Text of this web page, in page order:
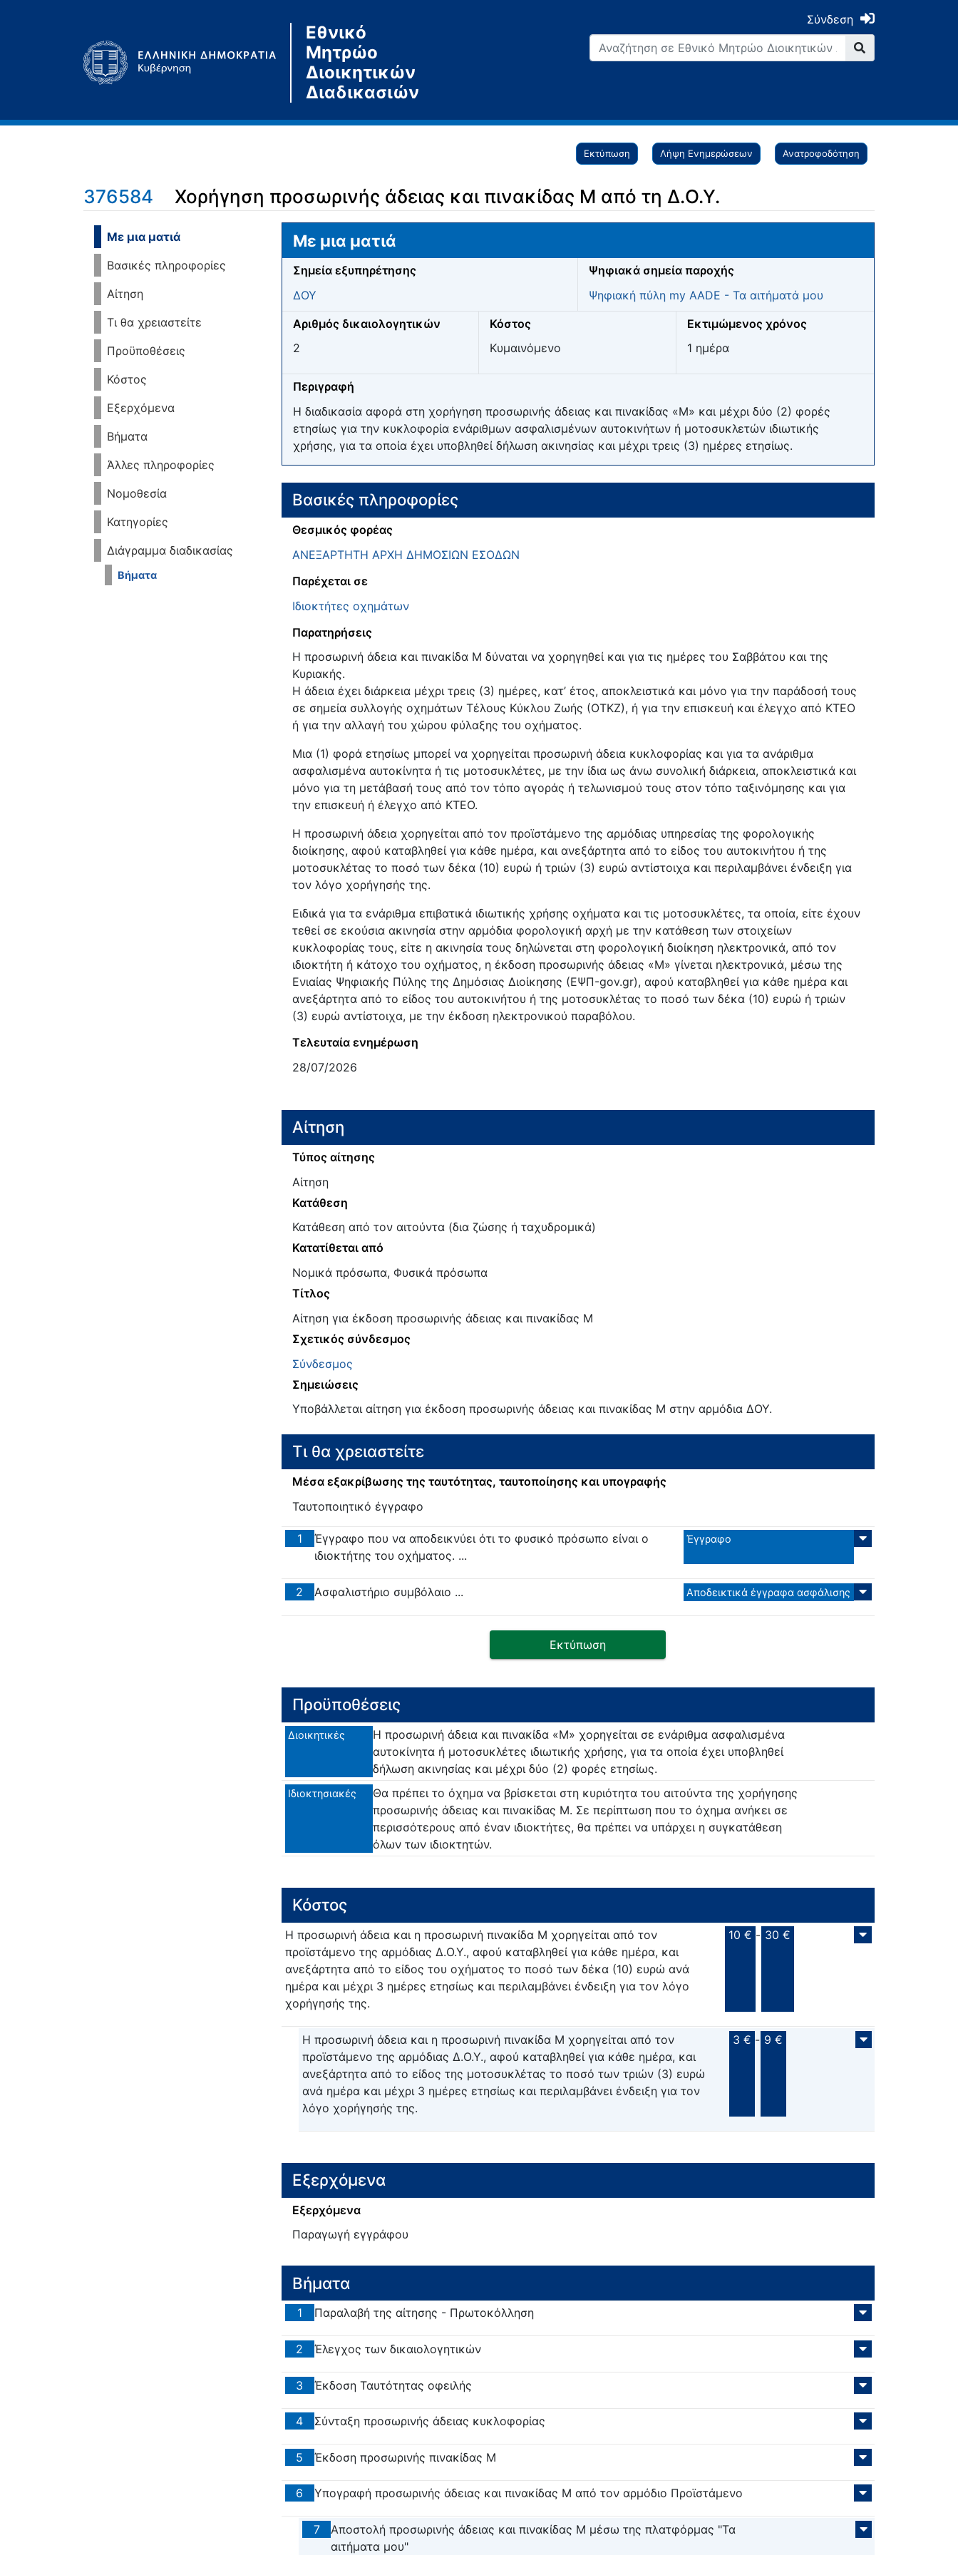
Εθνικό
Μητρώο
Διοικητικών
Διαδικασιών
Σύνδεση
Εκτύπωση Λήψη Ενημερώσεων Ανατροφοδότηση
376584 Χορήγηση προσωρινής άδειας και πινακίδας Μ από τη Δ.Ο.Υ.
Μετάβαση σε: πλοήγηση
Με μια ματιά
Βασικές πληροφορίες
Αίτηση
Τι θα χρειαστείτε
Προϋποθέσεις
Κόστος
Εξερχόμενα
Βήματα
Άλλες πληροφορίες
Νομοθεσία
Κατηγορίες
Διάγραμμα διαδικασίας
Βήματα
Με μια ματιά
Σημεία εξυπηρέτησης
ΔΟΥ
Ψηφιακά σημεία παροχής
Ψηφιακή πύλη my AADE - Τα αιτήματά μου
Αριθμός δικαιολογητικών
2
Κόστος
Κυμαινόμενο
Εκτιμώμενος χρόνος
1 ημέρα
Περιγραφή
Η διαδικασία αφορά στη χορήγηση προσωρινής άδειας και πινακίδας «Μ» και μέχρι δύο (2) φορές
ετησίως για την κυκλοφορία ενάριθμων ασφαλισμένων αυτοκινήτων ή μοτοσυκλετών ιδιωτικής
χρήσης, για τα οποία έχει υποβληθεί δήλωση ακινησίας και μέχρι τρεις (3) ημέρες ετησίως.
Βασικές πληροφορίες
Θεσμικός φορέας
ΑΝΕΞΑΡΤΗΤΗ ΑΡΧΗ ΔΗΜΟΣΙΩΝ ΕΣΟΔΩΝ
Παρέχεται σε
Ιδιοκτήτες οχημάτων
Παρατηρήσεις
Η προσωρινή άδεια και πινακίδα Μ δύναται να χορηγηθεί και για τις ημέρες του Σαββάτου και της
Κυριακής.
Η άδεια έχει διάρκεια μέχρι τρεις (3) ημέρες, κατ’ έτος, αποκλειστικά και μόνο για την παράδοσή τους
σε σημεία συλλογής οχημάτων Τέλους Κύκλου Ζωής (ΟΤΚΖ), ή για την επισκευή και έλεγχο από ΚΤΕΟ
ή για την αλλαγή του χώρου φύλαξης του οχήματος.
Μια (1) φορά ετησίως μπορεί να χορηγείται προσωρινή άδεια κυκλοφορίας και για τα ανάριθμα
ασφαλισμένα αυτοκίνητα ή τις μοτοσυκλέτες, με την ίδια ως άνω συνολική διάρκεια, αποκλειστικά και
μόνο για τη μετάβασή τους από τον τόπο αγοράς ή τελωνισμού τους στον τόπο ταξινόμησης και για
την επισκευή ή έλεγχο από ΚΤΕΟ.
Η προσωρινή άδεια χορηγείται από τον προϊστάμενο της αρμόδιας υπηρεσίας της φορολογικής
διοίκησης, αφού καταβληθεί για κάθε ημέρα, και ανεξάρτητα από το είδος του αυτοκινήτου ή της
μοτοσυκλέτας το ποσό των δέκα (10) ευρώ ή τριών (3) ευρώ αντίστοιχα και περιλαμβάνει ένδειξη για
τον λόγο χορήγησής της.
Ειδικά για τα ενάριθμα επιβατικά ιδιωτικής χρήσης οχήματα και τις μοτοσυκλέτες, τα οποία, είτε έχουν
τεθεί σε εκούσια ακινησία στην αρμόδια φορολογική αρχή με την κατάθεση των στοιχείων
κυκλοφορίας τους, είτε η ακινησία τους δηλώνεται στη φορολογική διοίκηση ηλεκτρονικά, από τον
ιδιοκτήτη ή κάτοχο του οχήματος, η έκδοση προσωρινής άδειας «Μ» γίνεται ηλεκτρονικά, μέσω της
Ενιαίας Ψηφιακής Πύλης της Δημόσιας Διοίκησης (ΕΨΠ-gov.gr), αφού καταβληθεί για κάθε ημέρα και
ανεξάρτητα από το είδος του αυτοκινήτου ή της μοτοσυκλέτας το ποσό των δέκα (10) ευρώ ή τριών
(3) ευρώ αντίστοιχα, με την έκδοση ηλεκτρονικού παραβόλου.
Τελευταία ενημέρωση
28/07/2026
Αίτηση
Τύπος αίτησης
Αίτηση
Κατάθεση
Κατάθεση από τον αιτούντα (δια ζώσης ή ταχυδρομικά)
Κατατίθεται από
Νομικά πρόσωπα, Φυσικά πρόσωπα
Τίτλος
Αίτηση για έκδοση προσωρινής άδειας και πινακίδας Μ
Σχετικός σύνδεσμος
Σύνδεσμος
Σημειώσεις
Υποβάλλεται αίτηση για έκδοση προσωρινής άδειας και πινακίδας Μ στην αρμόδια ΔΟΥ.
Τι θα χρειαστείτε
Μέσα εξακρίβωσης της ταυτότητας, ταυτοποίησης και υπογραφής
Ταυτοποιητικό έγγραφο
1
Έγγραφο που να αποδεικνύει ότι το φυσικό πρόσωπο είναι ο
ιδιοκτήτης του οχήματος. ...
Έγγραφο
2 Ασφαλιστήριο συμβόλαιο ... Αποδεικτικά έγγραφα ασφάλισης
Εκτύπωση
Προϋποθέσεις
Διοικητικές
Η προσωρινή άδεια και πινακίδα «Μ» χορηγείται σε ενάριθμα ασφαλισμένα
αυτοκίνητα ή μοτοσυκλέτες ιδιωτικής χρήσης, για τα οποία έχει υποβληθεί
δήλωση ακινησίας και μέχρι δύο (2) φορές ετησίως.
Ιδιοκτησιακές
Θα πρέπει το όχημα να βρίσκεται στη κυριότητα του αιτούντα της χορήγησης
προσωρινής άδειας και πινακίδας Μ. Σε περίπτωση που το όχημα ανήκει σε
περισσότερους από έναν ιδιοκτήτες, θα πρέπει να υπάρχει η συγκατάθεση
όλων των ιδιοκτητών.
Κόστος
Η προσωρινή άδεια και η προσωρινή πινακίδα Μ χορηγείται από τον
προϊστάμενο της αρμόδιας Δ.Ο.Υ., αφού καταβληθεί για κάθε ημέρα, και
ανεξάρτητα από το είδος του οχήματος το ποσό των δέκα (10) ευρώ ανά
ημέρα και μέχρι 3 ημέρες ετησίως και περιλαμβάνει ένδειξη για τον λόγο
χορήγησής της.
10 € - 30 €
Η προσωρινή άδεια και η προσωρινή πινακίδα Μ χορηγείται από τον
προϊστάμενο της αρμόδιας Δ.Ο.Υ., αφού καταβληθεί για κάθε ημέρα, και
ανεξάρτητα από το είδος της μοτοσυκλέτας το ποσό των τριών (3) ευρώ
ανά ημέρα και μέχρι 3 ημέρες ετησίως και περιλαμβάνει ένδειξη για τον
λόγο χορήγησής της.
3 € - 9 €
Εξερχόμενα
Εξερχόμενα
Παραγωγή εγγράφου
Βήματα
1 Παραλαβή της αίτησης - Πρωτοκόλληση
2 Έλεγχος των δικαιολογητικών
3 Έκδοση Ταυτότητας οφειλής
4 Σύνταξη προσωρινής άδειας κυκλοφορίας
5 Έκδοση προσωρινής πινακίδας Μ
6 Υπογραφή προσωρινής άδειας και πινακίδας Μ από τον αρμόδιο Προϊστάμενο
7
Αποστολή προσωρινής άδειας και πινακίδας Μ μέσω της πλατφόρμας "Τα
αιτήματα μου"